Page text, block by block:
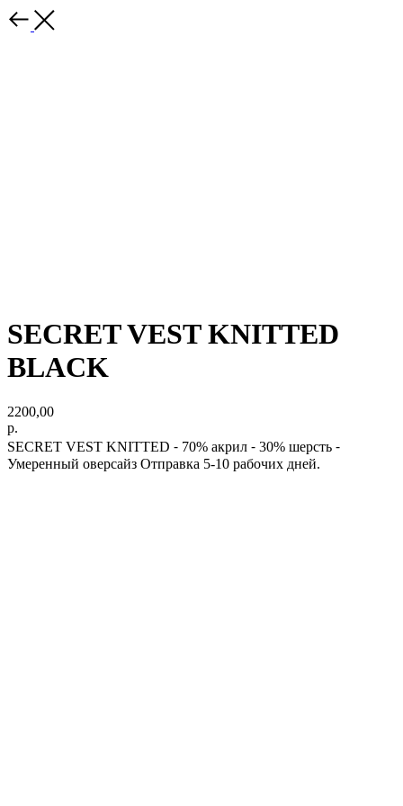
SECRET VEST KNITTED
BLACK
2200,00
р.
SECRET VEST KNITTED ⁃ 70% акрил ⁃ 30% шерсть ⁃
Умеренный оверсайз Отправка 5-10 рабочих дней.